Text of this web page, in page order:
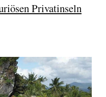
Privatinseln